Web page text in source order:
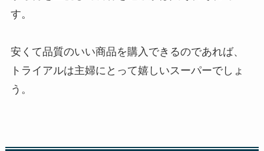
す。
安くて品質のいい商品を購入できるのであれば、
トライアルは主婦にとって嬉しいスーパーでしょ
う。